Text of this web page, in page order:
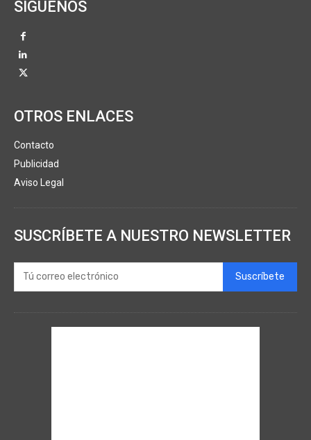
SÍGUENOS
OTROS ENLACES
Contacto
Publicidad
Aviso Legal
SUSCRÍBETE A NUESTRO NEWSLETTER
Suscríbete